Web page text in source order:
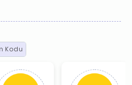
Kodu